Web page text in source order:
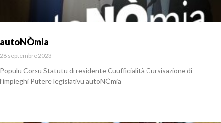
autoNÒmia
28 septembre 2023
Populu Corsu Statutu di residente Cuufficialità Cursisazione di
l’impieghi Putere legislativu autoNÒmia